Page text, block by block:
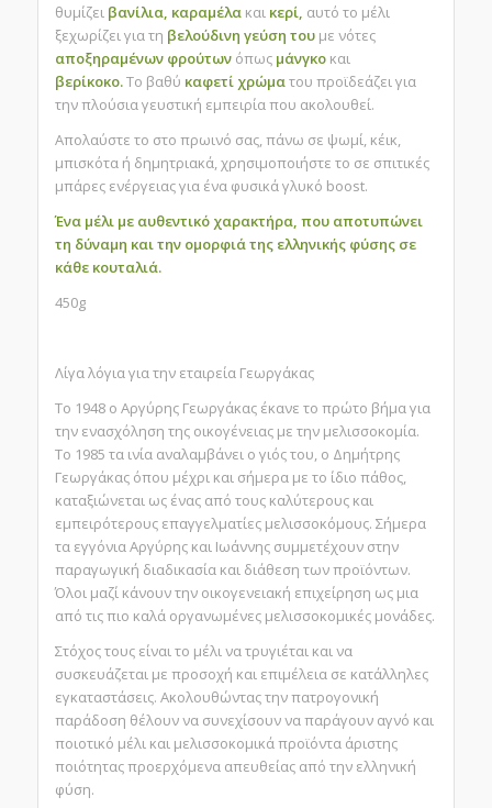
θυμίζει βανίλια, καραμέλα καικερί, αυτό το μέλι
ξεχωρίζει για τη βελούδινη γεύση τουμε νότες
αποξηραμένων φρούτωνόπως μάνγκοκαι
βερίκοκο.Το βαθύ καφετί χρώματου προϊδεάζει για
την πλούσια γευστική εμπειρία που ακολουθεί.
Απολαύστε το στο πρωινό σας, πάνω σε ψωμί, κέικ,
μπισκότα ή δημητριακά, χρησιμοποιήστε το σε σπιτικές
μπάρες ενέργειας για ένα φυσικά γλυκό boost.
Ένα μέλι με αυθεντικό χαρακτήρα, που αποτυπώνει
τη δύναμη και την ομορφιά της ελληνικής φύσης σε
κάθε κουταλιά.
450g
Λίγα λόγια για την εταιρεία Γεωργάκας
Το 1948 ο Αργύρης Γεωργάκας έκανε το πρώτο βήμα για
την ενασχόληση της οικογένειας με την μελισσοκομία.
Το 1985 τα ινία αναλαμβάνει ο γιός του, ο Δημήτρης
Γεωργάκας όπου μέχρι και σήμερα με το ίδιο πάθος,
καταξιώνεται ως ένας από τους καλύτερους και
εμπειρότερους επαγγελματίες μελισσοκόμους. Σήμερα
τα εγγόνια Αργύρης και Ιωάννης συμμετέχουν στην
παραγωγική διαδικασία και διάθεση των προϊόντων.
Όλοι μαζί κάνουν την οικογενειακή επιχείρηση ως μια
από τις πιο καλά οργανωμένες μελισσοκομικές μονάδες.
Στόχος τους είναι το μέλι να τρυγιέται και να
συσκευάζεται με προσοχή και επιμέλεια σε κατάλληλες
εγκαταστάσεις. Ακολουθώντας την πατρογονική
παράδοση θέλουν να συνεχίσουν να παράγουν αγνό και
ποιοτικό μέλι και μελισσοκομικά προϊόντα άριστης
ποιότητας προερχόμενα απευθείας από την ελληνική
φύση.